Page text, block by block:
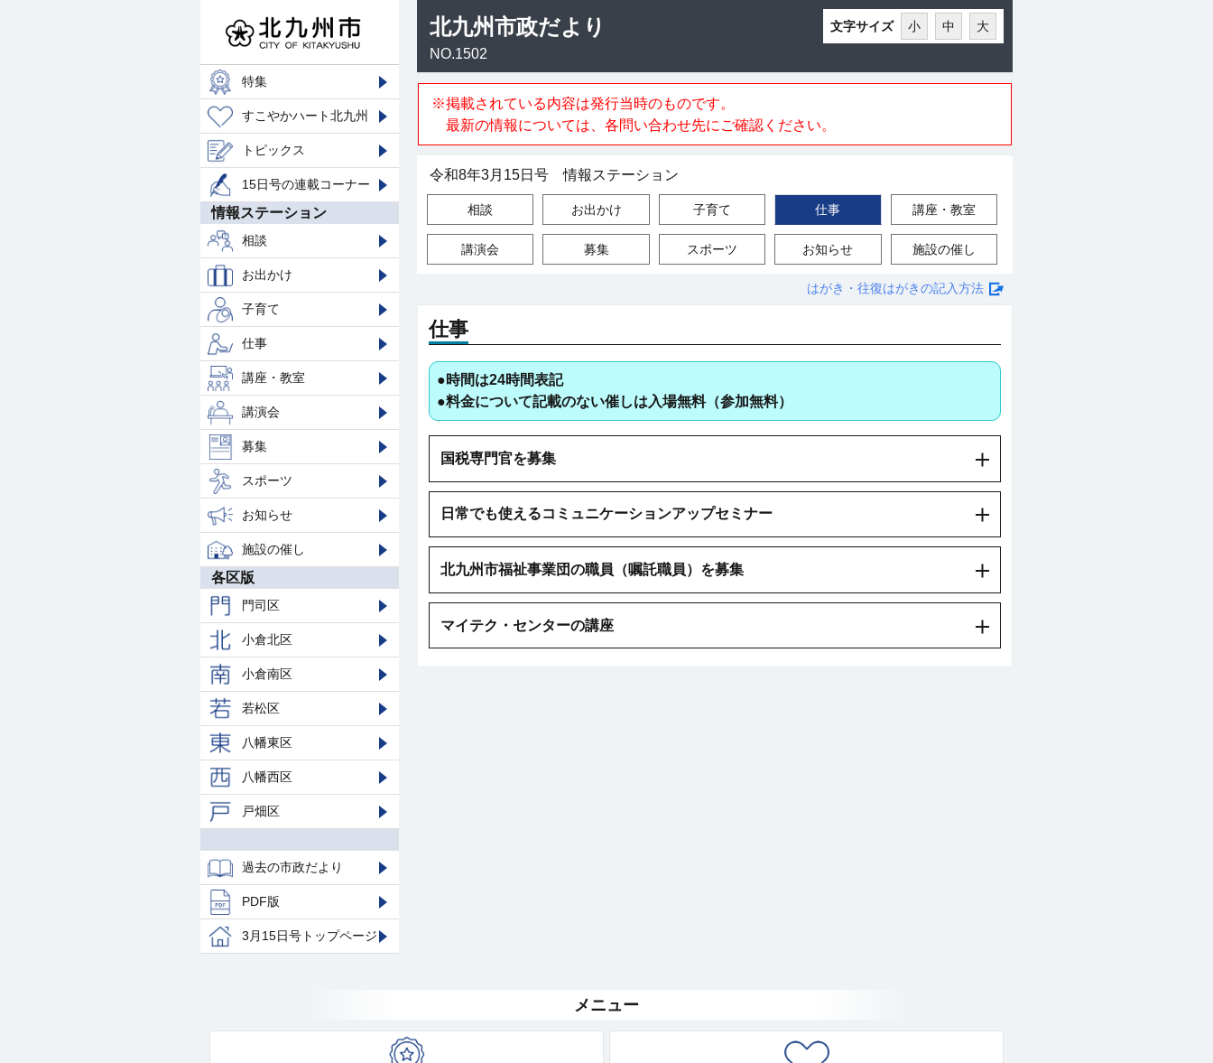
特集
すこやかハート北九州
トピックス
15日号の連載コーナー
情報ステーション
相談
お出かけ
子育て
仕事
講座・教室
講演会
募集
スポーツ
お知らせ
施設の催し
各区版
門司区
小倉北区
小倉南区
若松区
八幡東区
八幡西区
戸畑区
過去の市政だより
PDF版
3月15日号トップページ
北九州市政だより
NO.1502
文字サイズ 小 中 大
※掲載されている内容は発行当時のものです。
最新の情報については、各問い合わせ先にご確認ください。
令和8年3月15日号 情報ステーション
相談 お出かけ 子育て 仕事 講座・教室
講演会 募集 スポーツ お知らせ 施設の催し
はがき・往復はがきの記入方法
仕事
●時間は24時間表記
●料金について記載のない催しは入場無料（参加無料）
国税専門官を募集
日常でも使えるコミュニケーションアップセミナー
北九州市福祉事業団の職員（嘱託職員）を募集
マイテク・センターの講座
メニュー